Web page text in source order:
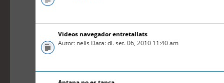
Videos navegador entretallats
Autor: nelis Data: dl. set. 06, 2010 11:40 am